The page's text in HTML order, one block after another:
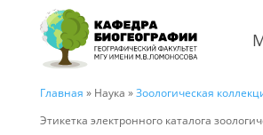
Главная » Наука »Зоологическая
Этикетка электронного каталога